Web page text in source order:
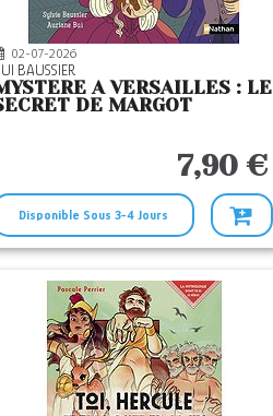
02-07-2026
BAUSSIER
A VERSAILLES : LE
DE MARGOT
7,90 €
Disponible Sous 3-4 Jours